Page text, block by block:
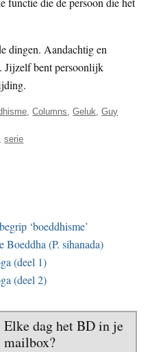
dingen. Aandachtig en
Jijzelf bent persoonlijk
,Columns ,Geluk ,Guy
,serie
‘boeddhisme’
(P. sihanada)
(deel 1)
(deel 2)
Elke dag het BD in je
mailbox?